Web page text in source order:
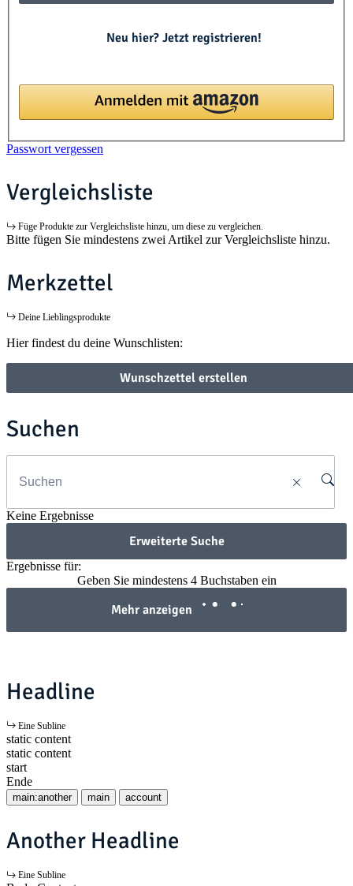
Neu hier? Jetzt registrieren!
Passwort vergessen
Vergleichsliste
Füge Produkte zur Vergleichsliste hinzu, um diese zu vergleichen.
Bitte fügen Sie mindestens zwei Artikel zur Vergleichsliste hinzu.
Merkzettel
Deine Lieblingsprodukte
Hier findest du deine Wunschlisten:
Wunschzettel erstellen
Suchen
Keine Ergebnisse
Erweiterte Suche
Ergebnisse für:
Geben Sie mindestens 4 Buchstaben ein
Mehr anzeigen
Headline
Eine Subline
static content
static content
start
Ende
main:another main account
Another Headline
Eine Subline